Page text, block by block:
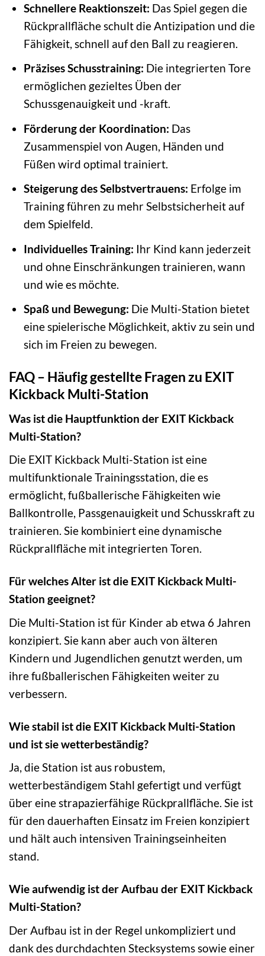
Schnellere Reaktionszeit: Das Spiel gegen die
Rückprallfläche schult die Antizipation und die
Fähigkeit, schnell auf den Ball zu reagieren.
Präzises Schusstraining: Die integrierten Tore
ermöglichen gezieltes Üben der
Schussgenauigkeit und -kraft.
Förderung der Koordination: Das
Zusammenspiel von Augen, Händen und
Füßen wird optimal trainiert.
Steigerung des Selbstvertrauens: Erfolge im
Training führen zu mehr Selbstsicherheit auf
dem Spielfeld.
Individuelles Training: Ihr Kind kann jederzeit
und ohne Einschränkungen trainieren, wann
und wie es möchte.
Spaß und Bewegung: Die Multi-Station bietet
eine spielerische Möglichkeit, aktiv zu sein und
sich im Freien zu bewegen.
FAQ – Häufig gestellte Fragen zu EXIT
Kickback Multi-Station
Was ist die Hauptfunktion der EXIT Kickback
Multi-Station?
Die EXIT Kickback Multi-Station ist eine
multifunktionale Trainingsstation, die es
ermöglicht, fußballerische Fähigkeiten wie
Ballkontrolle, Passgenauigkeit und Schusskraft zu
trainieren. Sie kombiniert eine dynamische
Rückprallfläche mit integrierten Toren.
Für welches Alter ist die EXIT Kickback Multi-
Station geeignet?
Die Multi-Station ist für Kinder ab etwa 6 Jahren
konzipiert. Sie kann aber auch von älteren
Kindern und Jugendlichen genutzt werden, um
ihre fußballerischen Fähigkeiten weiter zu
verbessern.
Wie stabil ist die EXIT Kickback Multi-Station
und ist sie wetterbeständig?
Ja, die Station ist aus robustem,
wetterbeständigem Stahl gefertigt und verfügt
über eine strapazierfähige Rückprallfläche. Sie ist
für den dauerhaften Einsatz im Freien konzipiert
und hält auch intensiven Trainingseinheiten
stand.
Wie aufwendig ist der Aufbau der EXIT Kickback
Multi-Station?
Der Aufbau ist in der Regel unkompliziert und
dank des durchdachten Stecksystems sowie einer